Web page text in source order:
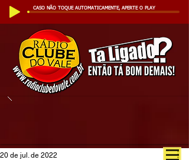
CASO NÃO TOQUE AUTOMATICAMENTE, APERTE O PLAY
20 de jul. de 2022